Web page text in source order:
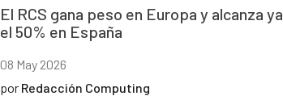
El RCS gana peso en Europa y alcanza ya
el 50% en España
08 May 2026
por Redacción Computing